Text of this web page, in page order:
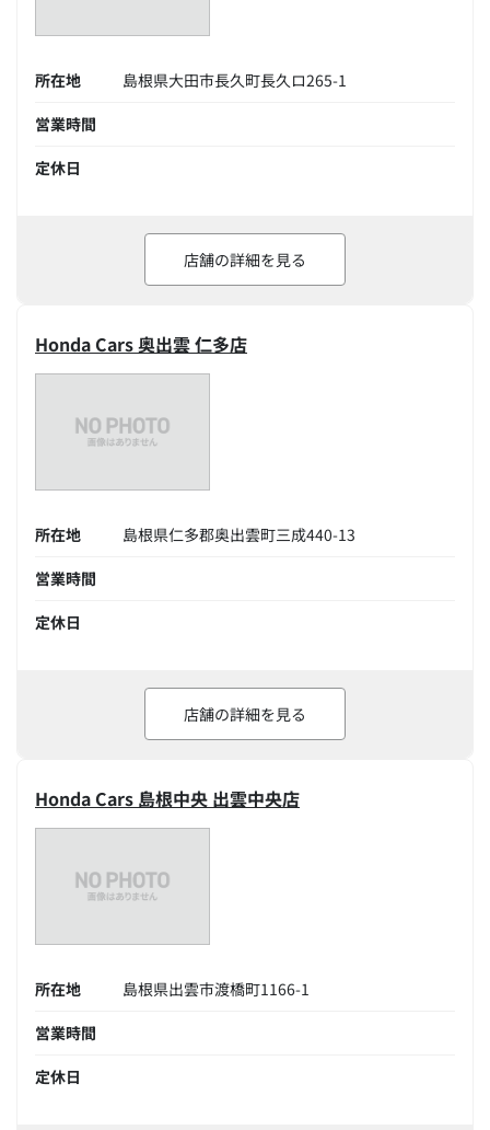
所在地
島根県大田市長久町長久ロ265-1
営業時間
定休日
店舗の詳細を見る
Honda Cars 奥出雲 仁多店
所在地
島根県仁多郡奥出雲町三成440-13
営業時間
定休日
店舗の詳細を見る
Honda Cars 島根中央 出雲中央店
所在地
島根県出雲市渡橋町1166-1
営業時間
定休日